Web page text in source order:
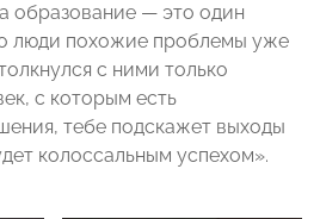
образование — это один
люди похожие проблемы уже
с ними только
с которым есть
тебе подскажет выходы
колоссальным успехом».